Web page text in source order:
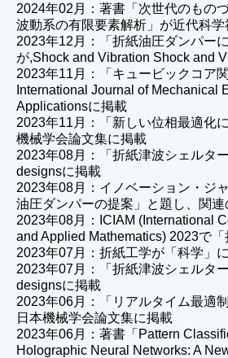
2024年02月：著書「次世代のもの
波動系の有限要素解析」が近代科学
2023年12月：「折紙油圧ダンパー
が,Shock and Vibration Shock and
2023年11月：「キュービックコア
International Journal of Mechanical
Applicationsに掲載
2023年11月：「新しい位相最適化
機械学会論文集に掲載
2023年08月：「折紙津波シェルタ
designsに掲載
2023年08月：イノベーション・ジ
油圧ダンパーの提案」と題し、関
2023年08月：ICIAM (International
and Applied Mathematics) 2023で
2023年07月：折紙工学が「科学」
2023年07月：「折紙津波シェルタ
designsに掲載
2023年06月：「リアルタイム最適
日本機械学会論文集に掲載
2023年06月：著書「Pattern
Holographic Neural Networks: A